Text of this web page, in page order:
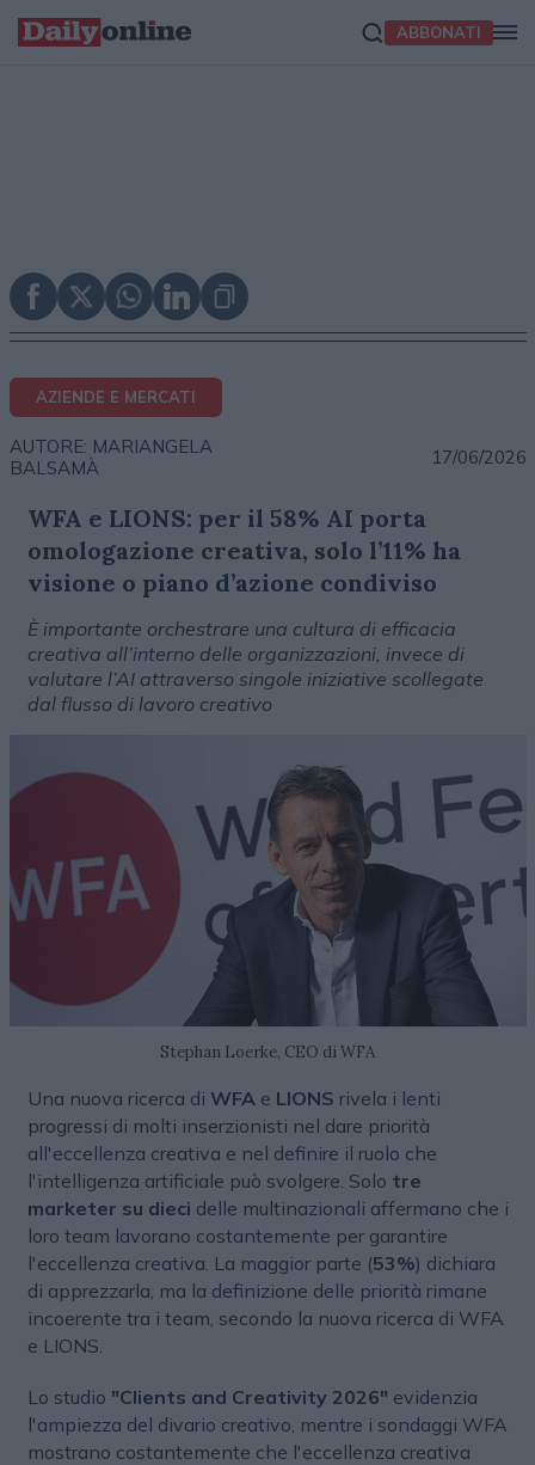
ABBONATI
AZIENDE E MERCATI
AUTORE: MARIANGELA
BALSAMÀ
17/06/2026
WFA e LIONS: per il 58% AI porta
omologazione creativa, solo l’11% ha
visione o piano d’azione condiviso
È importante orchestrare una cultura di efficacia
creativa all’interno delle organizzazioni, invece di
valutare l’AI attraverso singole iniziative scollegate
dal flusso di lavoro creativo
Stephan Loerke, CEO di WFA
Una nuova ricerca di WFA e LIONS rivela i lenti
progressi di molti inserzionisti nel dare priorità
all'eccellenza creativa e nel definire il ruolo che
l'intelligenza artificiale può svolgere. Solo tre
marketer su dieci delle multinazionali affermano che i
loro team lavorano costantemente per garantire
l'eccellenza creativa. La maggior parte (53%) dichiara
di apprezzarla, ma la definizione delle priorità rimane
incoerente tra i team, secondo la nuova ricerca di WFA
e LIONS.
Lo studio "Clients and Creativity 2026" evidenzia
l'ampiezza del divario creativo, mentre i sondaggi WFA
mostrano costantemente che l'eccellenza creativa